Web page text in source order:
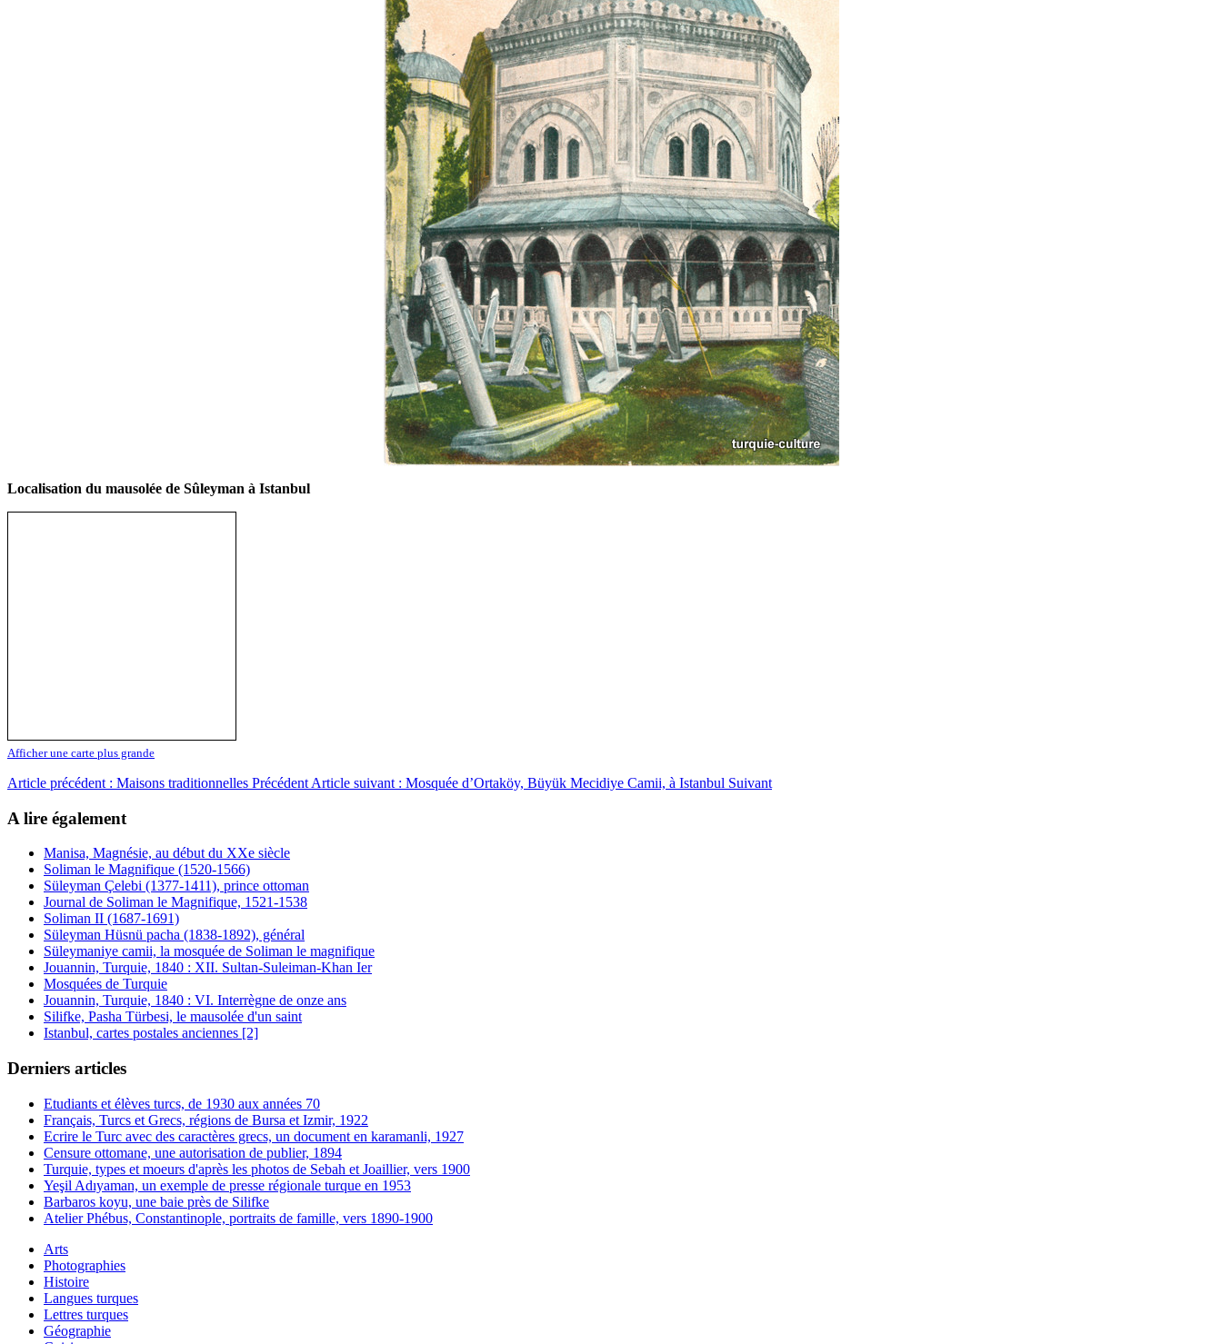
Localisation du mausolée de Sûleyman à Istanbul
Afficher une carte plus grande
Article précédent : Maisons traditionnelles Précédent Article suivant : Mosquée d’Ortaköy, Büyük Mecidiye Camii, à Istanbul Suivant
A lire également
Manisa, Magnésie, au début du XXe siècle
Soliman le Magnifique (1520-1566)
Süleyman Çelebi (1377-1411), prince ottoman
Journal de Soliman le Magnifique, 1521-1538
Soliman II (1687-1691)
Süleyman Hüsnü pacha (1838-1892), général
Süleymaniye camii, la mosquée de Soliman le magnifique
Jouannin, Turquie, 1840 : XII. Sultan-Suleiman-Khan Ier
Mosquées de Turquie
Jouannin, Turquie, 1840 : VI. Interrègne de onze ans
Silifke, Pasha Türbesi, le mausolée d'un saint
Istanbul, cartes postales anciennes [2]
Derniers articles
Etudiants et élèves turcs, de 1930 aux années 70
Français, Turcs et Grecs, régions de Bursa et Izmir, 1922
Ecrire le Turc avec des caractères grecs, un document en karamanli, 1927
Censure ottomane, une autorisation de publier, 1894
Turquie, types et moeurs d'après les photos de Sebah et Joaillier, vers 1900
Yeşil Adıyaman, un exemple de presse régionale turque en 1953
Barbaros koyu, une baie près de Silifke
Atelier Phébus, Constantinople, portraits de famille, vers 1890-1900
Arts
Photographies
Histoire
Langues turques
Lettres turques
Géographie